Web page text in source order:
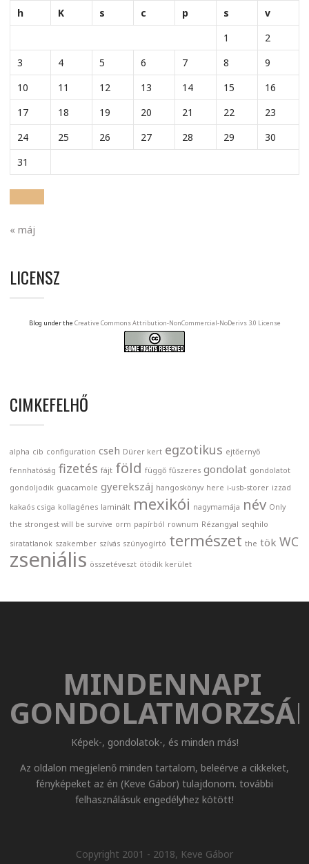
h
K s c p s
v
1
2
3
4 5 6 7 8
9
10
11 12 13 14 15
16
17
18 19 20 21 22
23
24
25 26 27 28 29
30
31
« máj
LICENSZ
Blog under the Creative Commons Attribution-NonCommercial-NoDerivs 3.0 License
CIMKEFELHŐ
alpha cib configuration cseh Dürer kert egzotikus ejtőernyő
fennhatóság fizetés fájt föld függő fűszeres gondolat gondolatot
gondoljodik guacamole gyerekszáj hangoskönyv here i-usb-storer izzad
kakaós csiga kollagénes laminált mexikói nagymamája név Only
the strongest will be survive orm papírból rownum Rézangyal seqhilo
siratatlanok szakember szívás szúnyogírtó természet the tök WC
zseniális összetéveszt ötödik kerület
MINDENNAPI
Képek-, gondolatok-, és minden más!
Az oldalon megjelenő minden tartalom, beleérve a cikkeket,
fényképeket az én (Keve Gábor) tulajdonom. további
felhasználásuk engedélyhez kötött!
Copyright 2001 - 2018, Keve Gábor